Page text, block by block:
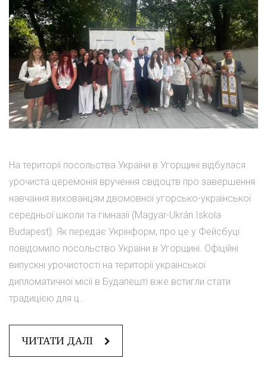
На території посольства України в Угорщині відбулася
урочиста церемонія вручення свідоцтв про завершення
навчання вихованцям двомовної угорсько-української
середньої школи та гімназії (Magyar-Ukrán Iskola
Budapest). Як передає Укрінформ, про це у Фейсбуці
повідомило посольство України в Угорщині. Офіційні
випускні урочистості на території української
дипломатичної місії в Будапешті вже встигли стати
традицією для ц...
ЧИТАТИ ДАЛІ